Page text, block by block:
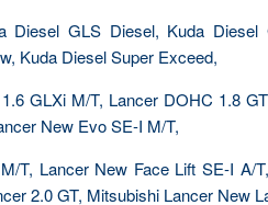
Diesel GLS Diesel, Kuda Diesel
Kuda Diesel Super Exceed,
GLXi M/T, Lancer DOHC 1.8
New Evo SE-I M/T,
T, Lancer New Face Lift SE-I A/
2.0 GT, Mitsubishi Lancer New